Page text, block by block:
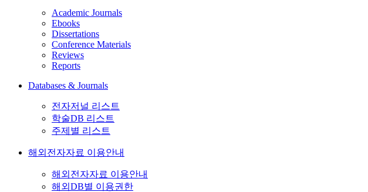
Academic Journals
Ebooks
Dissertations
Conference Materials
Reviews
Reports
Databases & Journals
전자저널 리스트
학술DB 리스트
주제별 리스트
해외전자자료 이용안내
해외전자자료 이용안내
해외DB별 이용권한